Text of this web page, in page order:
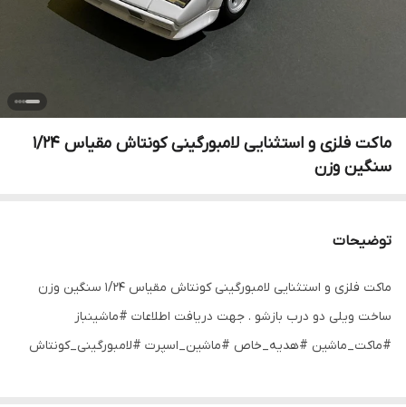
ماکت فلزی و استثنایی لامبورگینی کونتاش مقیاس ۱/۲۴
سنگین وزن
توضیحات
ماکت فلزی و استثنایی لامبورگینی کونتاش مقیاس ۱/۲۴ سنگین وزن
ساخت ویلی دو درب بازشو . جهت دریافت اطلاعات #ماشینباز
#ماکت_ماشین #هدیه_خاص #ماشین_اسپرت #لامبورگینی_کونتاش